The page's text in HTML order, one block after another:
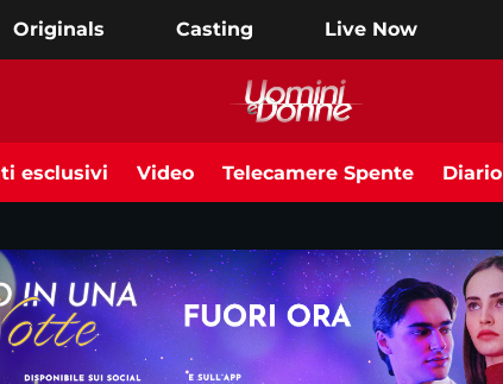
Originals Casting Live Now
esclusivi Video Telecamere Spente Diario